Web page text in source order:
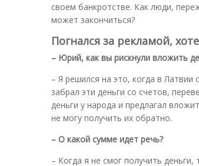
своем банкротстве. Как люди,
может закончиться?
Погнался за рекламой,
– Юрий, как вы рискнули вложить
– Я решился на это, когда в Латвии
забрал эти деньги со счетов,
деньги у народа и предлагал
не могу получить их обратно.
– О какой сумме идет речь?
– Когда я не смог получить